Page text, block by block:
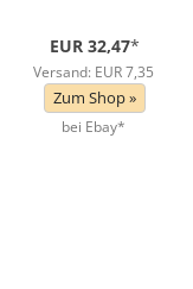
EUR 32,47*
Versand: EUR 7,35
Zum Shop »
bei Ebay*